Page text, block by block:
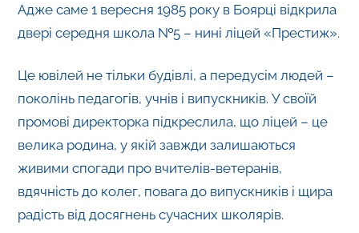
Адже саме 1 вересня 1985 року в Боярці відкрила
двері середня школа №5 – нині ліцей «Престиж».
Це ювілей не тільки будівлі, а передусім людей –
поколінь педагогів, учнів і випускників. У своїй
промові директорка підкреслила, що ліцей – це
велика родина, у якій завжди залишаються
живими спогади про вчителів-ветеранів,
вдячність до колег, повага до випускників і щира
радість від досягнень сучасних школярів.